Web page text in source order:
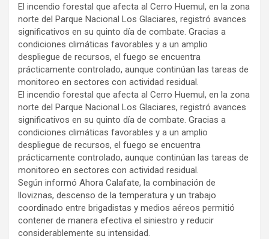
El incendio forestal que afecta al Cerro Huemul, en la zona
norte del Parque Nacional Los Glaciares, registró avances
significativos en su quinto día de combate. Gracias a
condiciones climáticas favorables y a un amplio
despliegue de recursos, el fuego se encuentra
prácticamente controlado, aunque continúan las tareas de
monitoreo en sectores con actividad residual.
El incendio forestal que afecta al Cerro Huemul, en la zona
norte del Parque Nacional Los Glaciares, registró avances
significativos en su quinto día de combate. Gracias a
condiciones climáticas favorables y a un amplio
despliegue de recursos, el fuego se encuentra
prácticamente controlado, aunque continúan las tareas de
monitoreo en sectores con actividad residual.
Según informó Ahora Calafate, la combinación de
lloviznas, descenso de la temperatura y un trabajo
coordinado entre brigadistas y medios aéreos permitió
contener de manera efectiva el siniestro y reducir
considerablemente su intensidad.